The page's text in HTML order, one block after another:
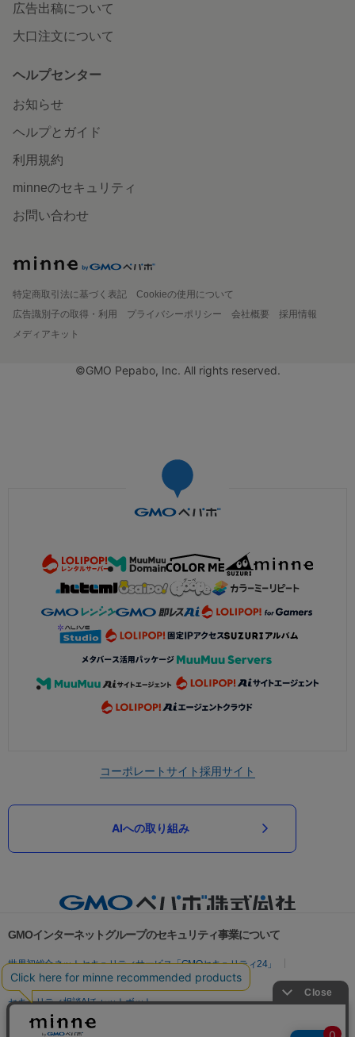
広告出稿について
大口注文について
ヘルプセンター
お知らせ
ヘルプとガイド
利用規約
minneのセキュリティ
お問い合わせ
特定商取引法に基づく表記
Cookieの使用について
広告識別子の取得・利用
プライバシーポリシー 会社概要
採用情報
メディアキット
©GMO Pepabo, Inc. All rights reserved.
コーポレートサイト採用サイト
AIへの取り組み
GMOインターネットグループのセキュリティ事業について
世界初総合ネットセキュリティサービス「GMOセキュリティ24」
パスワード漏洩診断
Webサイトリスク診断
セキュリティ相談AIチャットボット
実在証明・盗聴対策